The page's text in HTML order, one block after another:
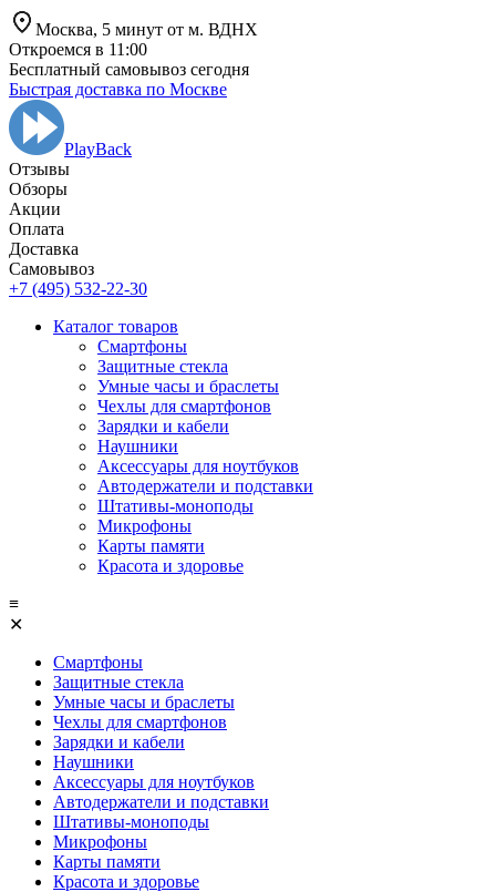
Москва, 5 минут от м. ВДНХ
Откроемся в 11:00
Бесплатный самовывоз сегодня
Быстрая доставка по Москве
PlayBack
Отзывы
Обзоры
Aкции
Оплата
Доставка
Самовывоз
+7 (495) 532-22-30
Каталог товаров
Смартфоны
Защитные стекла
Умные часы и браслеты
Чехлы для смартфонов
Зарядки и кабели
Наушники
Аксессуары для ноутбуков
Автодержатели и подставки
Штативы-моноподы
Микрофоны
Карты памяти
Красота и здоровье
≡
✕
Смартфоны
Защитные стекла
Умные часы и браслеты
Чехлы для смартфонов
Зарядки и кабели
Наушники
Аксессуары для ноутбуков
Автодержатели и подставки
Штативы-моноподы
Микрофоны
Карты памяти
Красота и здоровье